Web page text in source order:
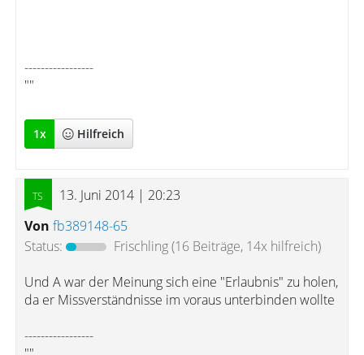
-----------------
""
1x Hilfreich
13. Juni 2014 | 20:23
Von fb389148-65
Status:
Frischling(16 Beiträge, 14x hilfreich)
Und A war der Meinung sich eine "Erlaubnis" zu holen,
da er Missverständnisse im voraus unterbinden wollte
-----------------